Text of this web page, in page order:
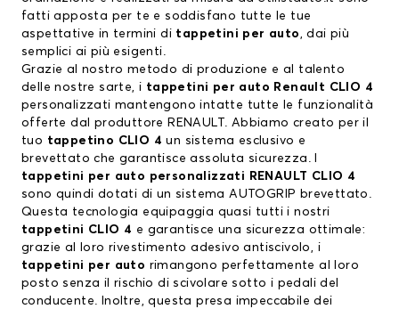
fatti apposta per te e soddisfano tutte le tue
aspettative in termini di tappetini per auto, dai più
semplici ai più esigenti.
Grazie al nostro metodo di produzione e al talento
delle nostre sarte,i tappetini per auto Renault CLIO 4
personalizzati mantengono intatte tutte le funzionalità
offerte dal produttore RENAULT . Abbiamo creato per il
tuo tappetino CLIO 4 un sistema esclusivo e
brevettato che garantisce assoluta sicurezza. I
tappetini per auto personalizzati RENAULT CLIO 4
sono quindi dotati di un sistema AUTOGRIP brevettato.
Questa tecnologia equipaggia quasi tutti i nostri
tappetini CLIO 4 e garantisce una sicurezza ottimale:
grazie al loro rivestimento adesivo antiscivolo, i
tappetini per auto rimangono perfettamente al loro
posto senza il rischio di scivolare sotto i pedali del
conducente. Inoltre, questa presa impeccabile dei